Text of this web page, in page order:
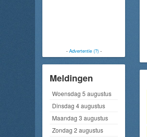
- Advertentie (?)-
Meldingen
Woensdag 5 augustus
Dinsdag 4 augustus
Maandag 3 augustus
Zondag 2 augustus